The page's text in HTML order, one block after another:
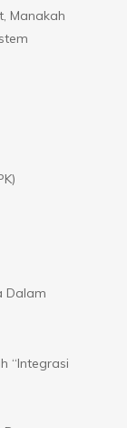
Manakah
Dalam
“Integrasi